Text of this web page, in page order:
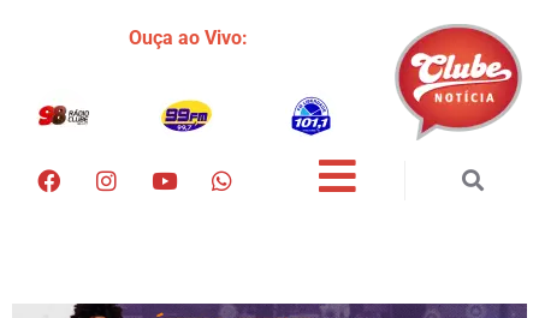
Ouça ao Vivo: